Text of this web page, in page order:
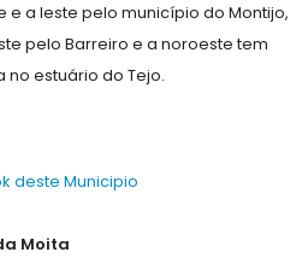
e a leste pelo município do Montijo,
pelo Barreiro e a noroeste tem
no estuário do Tejo.
deste Municipio
Moita